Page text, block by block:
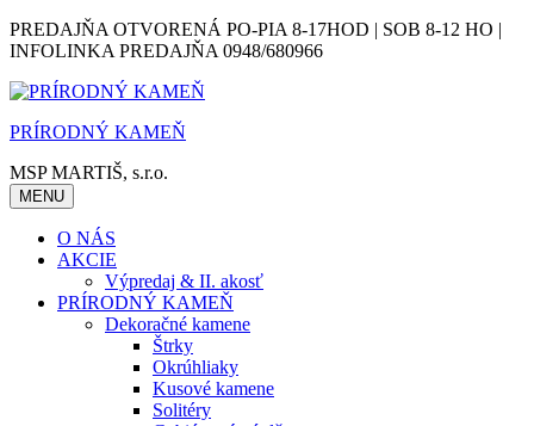
Skip
to
PREDAJŇA OTVORENÁ PO-PIA 8-17HOD | SOB 8-12 HO |
INFOLINKA PREDAJŇA 0948/680966
PRÍRODNÝ KAMEŇ
MSP MARTIŠ, s.r.o.
MENU
O NÁS
AKCIE
Výpredaj & II. akosť
PRÍRODNÝ KAMEŇ
Dekoračné kamene
Štrky
Okrúhliaky
Kusové kamene
Solitéry